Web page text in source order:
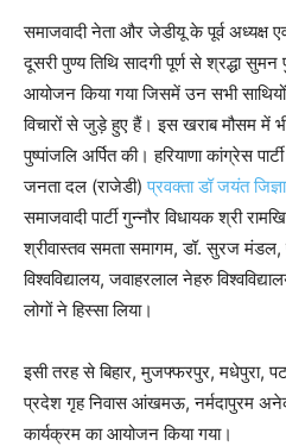
समाजवादी नेता और जेडीयू के पूर्व अध्यक्ष
दूसरी पुण्य तिथि सादगी पूर्ण से श्रद्धा सुमन
आयोजन किया गया जिसमें उन सभी
विचारों से जुड़े हुए हैं। इस खराब मौसम में
पुष्पांजलि अर्पित की। हरियाणा कांग्रेस
जनता दल (राजेडी)प्रवक्ता डॉ जयंत
समाजवादी पार्टी गुन्नौर विधायक श्री
श्रीवास्तव समता समागम, डॉ. सुरज मंडल,
विश्वविद्यालय, जवाहरलाल नेहरु
लोगों ने हिस्सा लिया।
इसी तरह से बिहार, मुजफ्फरपुर, मधेपुरा,
प्रदेश गृह निवास आंखमऊ, नर्मदापुरम अनेक
कार्यक्रम का आयोजन किया गया।